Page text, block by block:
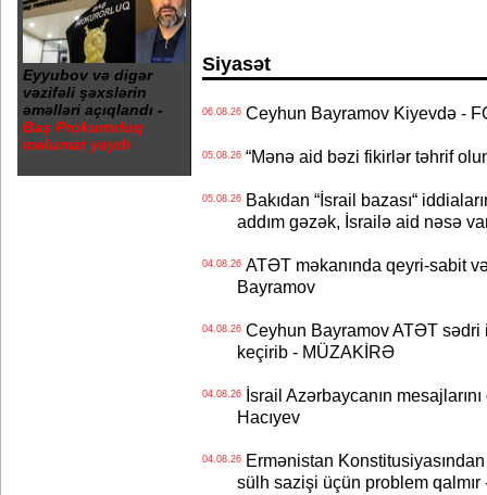
Eyyubov və digər
vəzifəli şəxslərin
əməlləri açıqlandı -
Baş Prokurorluq
məlumat yaydı
Siyasət
06.08.26Ceyhun Bayramov Kiyevdə -
05.08.26“Mənə aid bəzi fikirlər təhrif
05.08.26Bakıdan “İsrail bazası“
addım gəzək, İsrailə aid nəsə
04.08.26ATƏT məkanında qeyri-sabit
Bayramov
04.08.26Ceyhun Bayramov ATƏT sədri
keçirib - MÜZAKİRƏ
04.08.26İsrail Azərbaycanın
Hacıyev
04.08.26Ermənistan Konstitusiyasından
sülh sazişi üçün problem qalmır